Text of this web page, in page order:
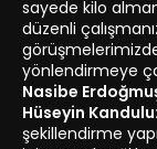
sayede kilo
düzenli
yönlendirmeye
Nasibe
Hüseyin Kandulu:
şekillendirme